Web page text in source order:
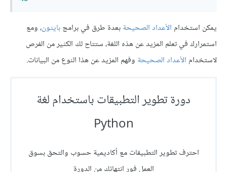
يمكن استخدام الأعداد الصحيحةبعدة طرق في برامجبايثون، ومع
استمرارك في تعلم المزيد عن هذه اللغة، ستتاح لك الكثير من الفرص
لاستخدام الأعداد الصحيحة وفهم المزيد عن هذا النوع من البيانات.
دورة تطوير التطبيقات باستخدام لغة
Python
احترف تطوير التطبيقات مع أكاديمية حسوب والتحق بسوق
العمل فور انتهائك من الدورة